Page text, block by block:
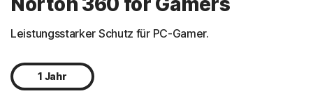
Leistungsstarker Schutz für PC-Gamer.
1 Jahr